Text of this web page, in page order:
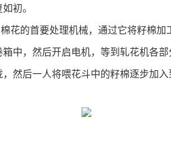
初。
花的首要处理机械，通过它将籽棉
箱中，然后开启电机，等到轧花机各
，然后一人将喂花斗中的籽棉逐步加